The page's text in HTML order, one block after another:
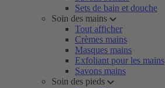
Sets de bain et douche
Soin des mains
Tout afficher
Crèmes mains
Masques mains
Exfoliant pour les mains
Savons mains
Soin des pieds